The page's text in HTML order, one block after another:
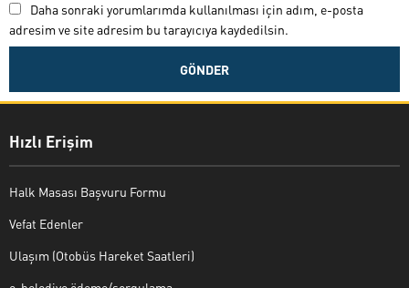
Daha sonraki yorumlarımda kullanılması için adım, e-posta
adresim ve site adresim bu tarayıcıya kaydedilsin.
Hızlı Erişim
Halk Masası Başvuru Formu
Vefat Edenler
Ulaşım (Otobüs Hareket Saatleri)